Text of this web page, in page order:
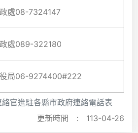
官進駐各縣市政府連絡電話表
處08-7324147
處089-322180
局06-9274400#222
更新時間 : 113-04-26